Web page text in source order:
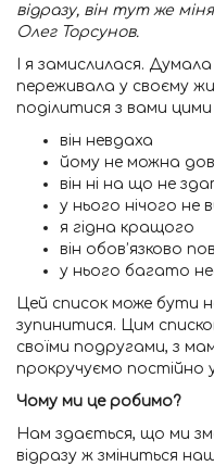
відразу, він тут же
Олег Торсунов.
І я замислилася.
переживала у своєму
поділитися з вами
він невдаха
йому не можна
він ні на що не
у нього нічого не
я гідна кращого
він обов’язково
у нього багато
Цей список може бути
зупинитися. Цим
своїми подругами, з
прокручуємо постійно у
Чому ми це робимо?
Нам здається, що ми
відразу ж зміниться